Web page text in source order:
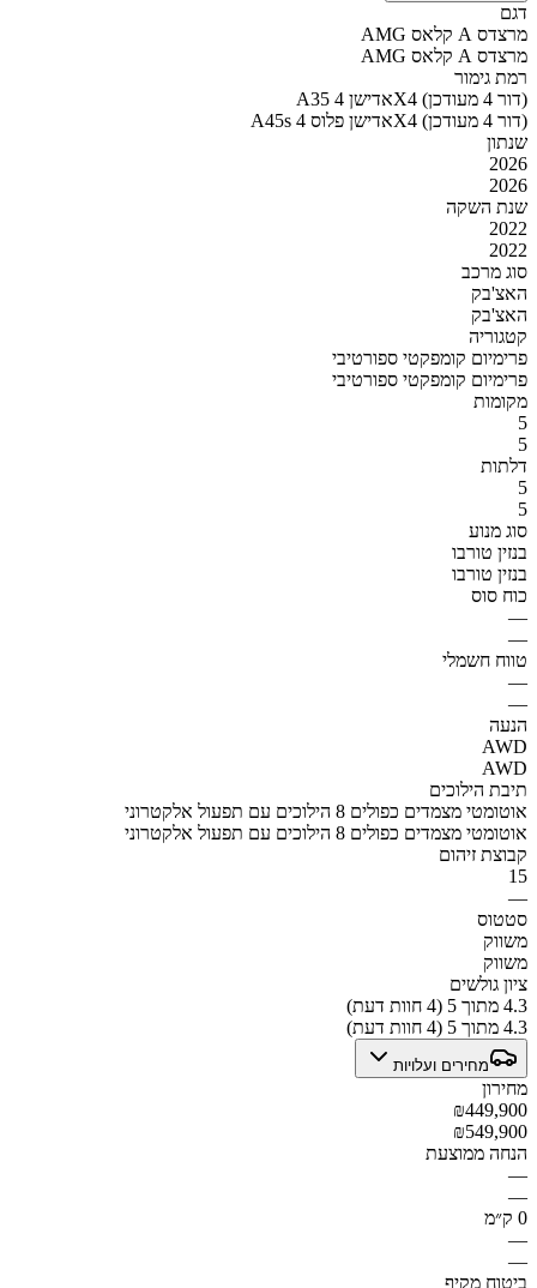
דגם
מרצדס A קלאס AMG
מרצדס A קלאס AMG
רמת גימור
A35 אדישן 4X4 (דור 4 מעודכן)
A45s אדישן פלוס 4X4 (דור 4 מעודכן)
שנתון
2026
2026
שנת השקה
2022
2022
סוג מרכב
האצ'בק
האצ'בק
קטגוריה
פרימיום קומפקטי ספורטיבי
פרימיום קומפקטי ספורטיבי
מקומות
5
5
דלתות
5
5
סוג מנוע
בנזין טורבו
בנזין טורבו
כוח סוס
—
—
טווח חשמלי
—
—
הנעה
AWD
AWD
תיבת הילוכים
אוטומטי מצמדים כפולים 8 הילוכים עם תפעול אלקטרוני
אוטומטי מצמדים כפולים 8 הילוכים עם תפעול אלקטרוני
קבוצת זיהום
15
—
סטטוס
משווק
משווק
ציון גולשים
4.3 מתוך 5 (4 חוות דעת)
4.3 מתוך 5 (4 חוות דעת)
מחירים ועלויות
מחירון
₪449,900
₪549,900
הנחה ממוצעת
—
—
0 ק״מ
—
—
ביטוח מקיף